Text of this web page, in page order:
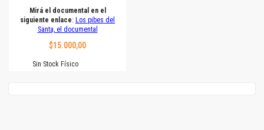
Mirá el documental en el
siguiente enlace: Los pibes del
Santa, el documental
$15.000,00
Sin Stock Físico